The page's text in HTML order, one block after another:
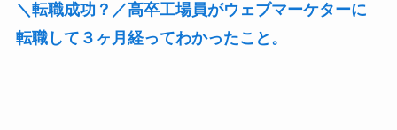
＼転職成功？／高卒工場員がウェブマーケターに
転職して３ヶ月経ってわかったこと。